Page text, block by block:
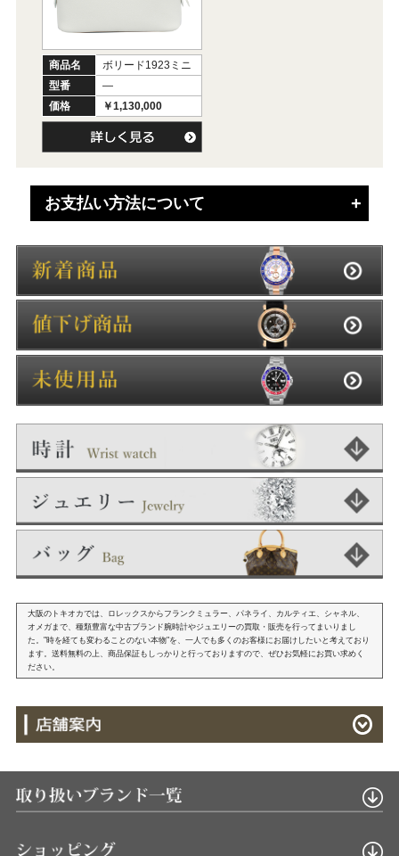
商品名
ボリード1923ミニ
型番
―
価格
￥1,130,000
お支払い方法について
大阪のトキオカでは、ロレックスからフランクミュラー、パネライ、カルティエ、シャネル、
オメガまで、種類豊富な中古ブランド腕時計やジュエリーの買取・販売を行ってまいりまし
た。"時を経ても変わることのない本物"を、一人でも多くのお客様にお届けしたいと考えており
ます。送料無料の上、商品保証もしっかりと行っておりますので、ぜひお気軽にお買い求めく
ださい。